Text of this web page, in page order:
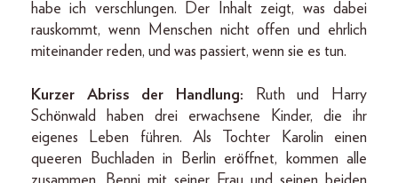
habe ich verschlungen. Der Inhalt zeigt, was dabei
rauskommt, wenn Menschen nicht offen und ehrlich
miteinander reden, und was passiert, wenn sie es tun.
Kurzer Abriss der Handlung:
Ruth und Harry
Schönwald haben drei erwachsene Kinder, die ihr
eigenes Leben führen. Als Tochter Karolin einen
queeren Buchladen in Berlin eröffnet, kommen alle